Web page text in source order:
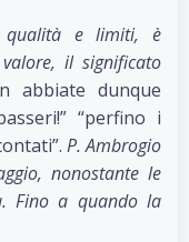
qualità e limiti, è
il significato
abbiate dunque
“perfino i
P. Ambrogio
nonostante le
Fino a quando la